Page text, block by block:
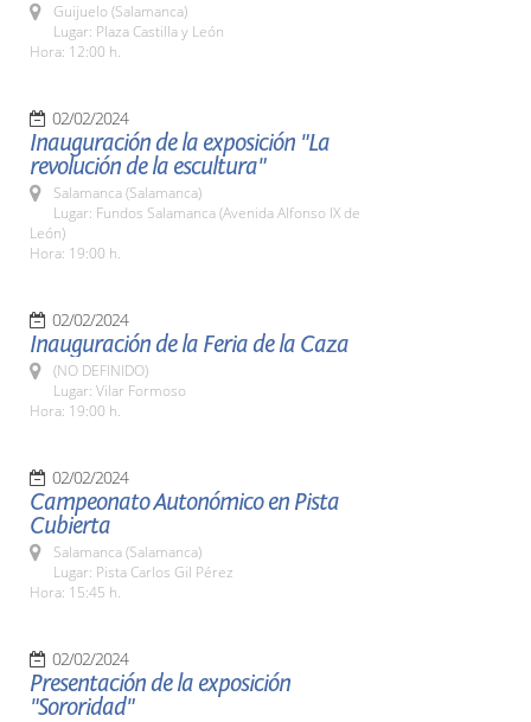
Guijuelo (Salamanca)
Lugar: Plaza Castilla y León
Hora: 12:00 h.
02/02/2024
Inauguración de la exposición "La
revolución de la escultura"
Salamanca (Salamanca)
Lugar: Fundos Salamanca (Avenida Alfonso IX de
León)
Hora: 19:00 h.
02/02/2024
Inauguración de la Feria de la Caza
(NO DEFINIDO)
Lugar: Vilar Formoso
Hora: 19:00 h.
02/02/2024
Campeonato Autonómico en Pista
Cubierta
Salamanca (Salamanca)
Lugar: Pista Carlos Gil Pérez
Hora: 15:45 h.
02/02/2024
Presentación de la exposición
"Sororidad"